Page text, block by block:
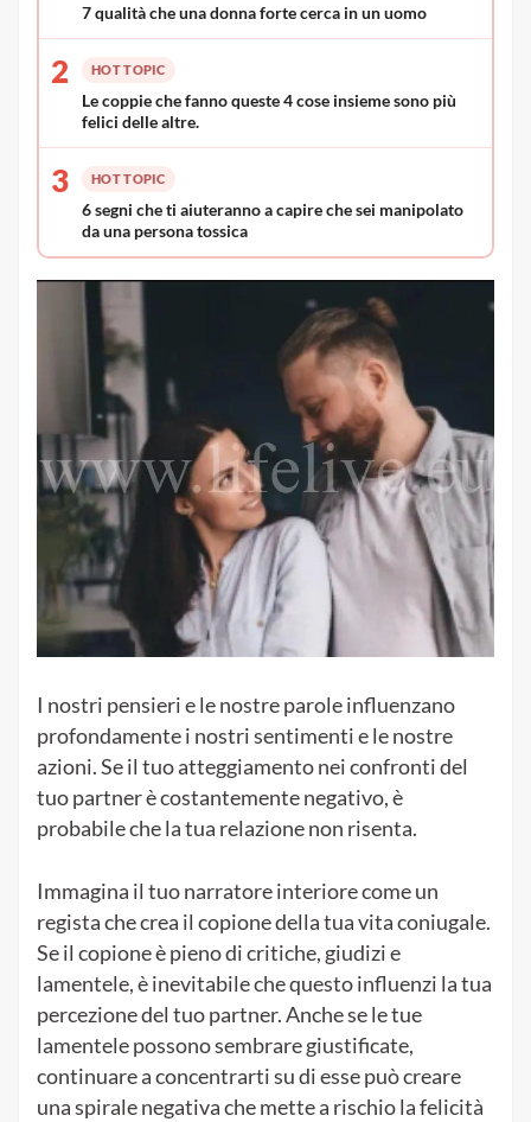
7 qualità che una donna forte cerca in un uomo
2 HOT TOPIC
Le coppie che fanno queste 4 cose insieme sono più
felici delle altre.
3 HOT TOPIC
6 segni che ti aiuteranno a capire che sei manipolato
da una persona tossica
I nostri pensieri e le nostre parole influenzano
profondamente i nostri sentimenti e le nostre
azioni. Se il tuo atteggiamento nei confronti del
tuo partner è costantemente negativo, è
probabile che la tua relazione non risenta.
Immagina il tuo narratore interiore come un
regista che crea il copione della tua vita coniugale.
Se il copione è pieno di critiche, giudizi e
lamentele, è inevitabile che questo influenzi la tua
percezione del tuo partner. Anche se le tue
lamentele possono sembrare giustificate,
continuare a concentrarti su di esse può creare
una spirale negativa che mette a rischio la felicità